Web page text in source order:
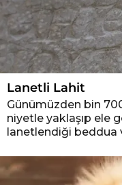
Lanetli Lahit
Günümüzden bin
niyetle yaklaşıp ele
lanetlendiği